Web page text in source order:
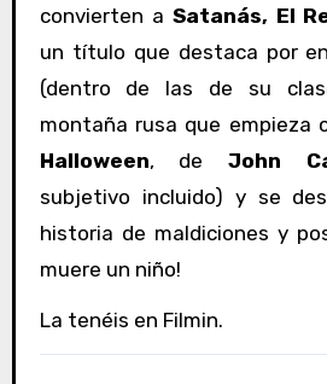
convierten a Satanás, El
un título que destaca por
(dentro de las de su
montaña rusa que empieza
Halloween, de John
subjetivo incluido) y se
historia de maldiciones y
muere un niño!
La tenéis en Filmin.